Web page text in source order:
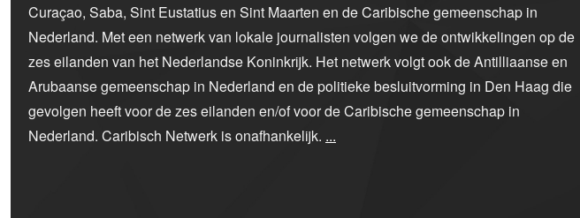
Curaçao, Saba, Sint Eustatius en Sint Maarten en de Caribische gemeenschap in
Nederland. Met een netwerk van lokale journalisten volgen we de ontwikkelingen op de
zes eilanden van het Nederlandse Koninkrijk. Het netwerk volgt ook de Antilliaanse en
Arubaanse gemeenschap in Nederland en de politieke besluitvorming in Den Haag die
gevolgen heeft voor de zes eilanden en/of voor de Caribische gemeenschap in
Nederland. Caribisch Netwerk is onafhankelijk. ...